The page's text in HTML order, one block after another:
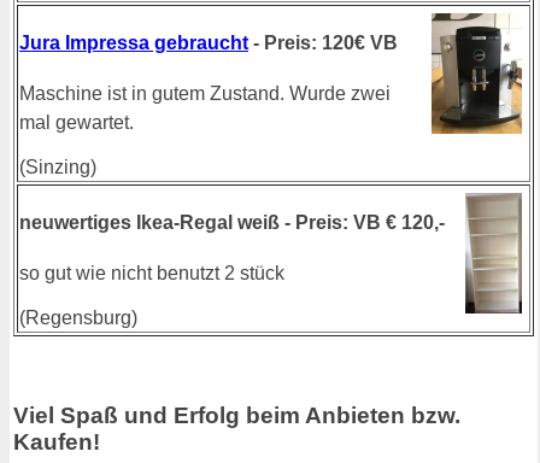
Jura Impressa gebraucht - Preis: 120€ VB
Maschine ist in gutem Zustand. Wurde zwei
mal gewartet.
(Sinzing)
neuwertiges Ikea-Regal weiß - Preis: VB € 120,-
so gut wie nicht benutzt 2 stück
(Regensburg)
Viel Spaß und Erfolg beim Anbieten bzw.
Kaufen!